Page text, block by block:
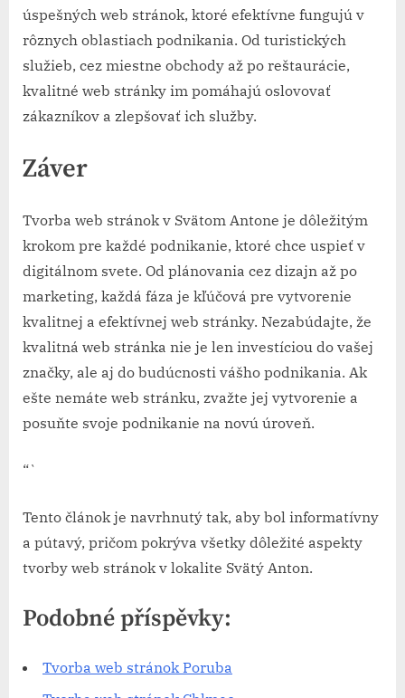
úspešných web stránok, ktoré efektívne fungujú v
rôznych oblastiach podnikania. Od turistických
služieb, cez miestne obchody až po reštaurácie,
kvalitné web stránky im pomáhajú oslovovať
zákazníkov a zlepšovať ich služby.
Záver
Tvorba web stránok v Svätom Antone je dôležitým
krokom pre každé podnikanie, ktoré chce uspieť v
digitálnom svete. Od plánovania cez dizajn až po
marketing, každá fáza je kľúčová pre vytvorenie
kvalitnej a efektívnej web stránky. Nezabúdajte, že
kvalitná web stránka nie je len investíciou do vašej
značky, ale aj do budúcnosti vášho podnikania. Ak
ešte nemáte web stránku, zvažte jej vytvorenie a
posuňte svoje podnikanie na novú úroveň.
“`
Tento článok je navrhnutý tak, aby bol informatívny
a pútavý, pričom pokrýva všetky dôležité aspekty
tvorby web stránok v lokalite Svätý Anton.
Podobné příspěvky:
Tvorba web stránok​ Poruba